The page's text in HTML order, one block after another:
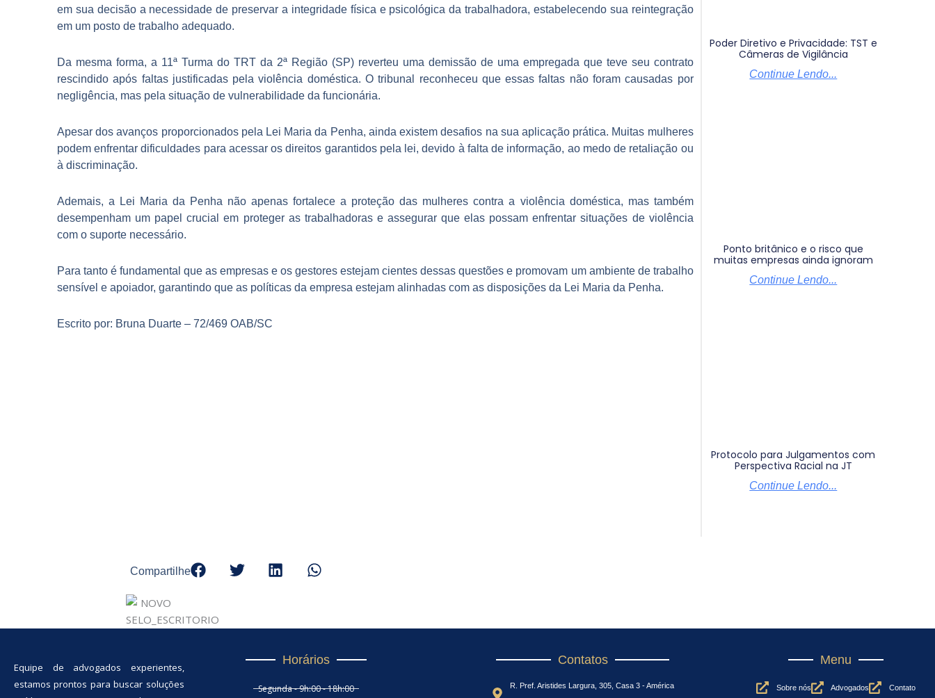
em sua decisão a necessidade de preservar a integridade física e psicológica da trabalhadora, estabelecendo sua reintegração
em um posto de trabalho adequado.
Da mesma forma, a 11ª Turma do TRT da 2ª Região (SP) reverteu uma demissão de uma empregada que teve seu contrato
rescindido após faltas justificadas pela violência doméstica. O tribunal reconheceu que essas faltas não foram causadas por
negligência, mas pela situação de vulnerabilidade da funcionária.
Apesar dos avanços proporcionados pela Lei Maria da Penha, ainda existem desafios na sua aplicação prática. Muitas mulheres
podem enfrentar dificuldades para acessar os direitos garantidos pela lei, devido à falta de informação, ao medo de retaliação ou
à discriminação.
Ademais, a Lei Maria da Penha não apenas fortalece a proteção das mulheres contra a violência doméstica, mas também
desempenham um papel crucial em proteger as trabalhadoras e assegurar que elas possam enfrentar situações de violência
com o suporte necessário.
Para tanto é fundamental que as empresas e os gestores estejam cientes dessas questões e promovam um ambiente de trabalho
sensível e apoiador, garantindo que as políticas da empresa estejam alinhadas com as disposições da Lei Maria da Penha.
Escrito por: Bruna Duarte – 72/469 OAB/SC
Poder Diretivo e Privacidade: TST e
Câmeras de Vigilância
Continue Lendo...
Ponto britânico e o risco que
muitas empresas ainda ignoram
Continue Lendo...
Protocolo para Julgamentos com
Perspectiva Racial na JT
Continue Lendo...
Compartilhe
Equipe de advogados experientes,
estamos prontos para buscar soluções
Horários
Segunda - 9h:00 - 18h:00
Contatos
R. Pref. Aristides Largura, 305, Casa 3 - América
Menu
Sobre nós Advogados Contato